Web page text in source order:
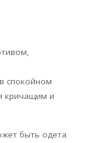
спокойном
кричащим и
быть одета